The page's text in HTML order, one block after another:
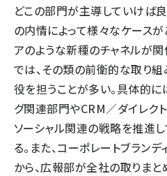
どこの部門が主導していけば
の内情によって様々なケースが
アのような新種のチャネルが
では、その類の前衛的な取り
役を担うことが多い。具体的に
グ関連部門やCRM／ダイレク
ソーシャル関連の戦略を推進
る。また、コーポレートブラン
から、広報部が全社の取りま